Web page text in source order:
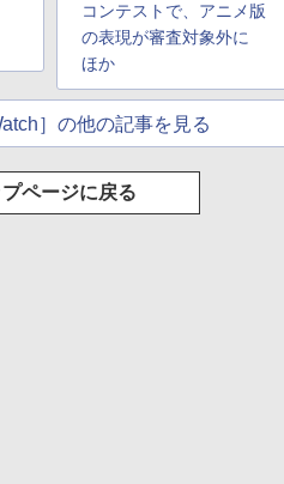
コンテストで、アニメ版
の表現が審査対象外に
ほか
］の他の記事を見る
プページに戻る